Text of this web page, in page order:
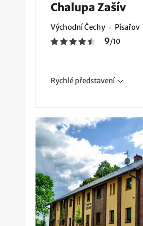
Chalupa Zašív
Východní Čechy Písařov
9/10
Rychlé představení